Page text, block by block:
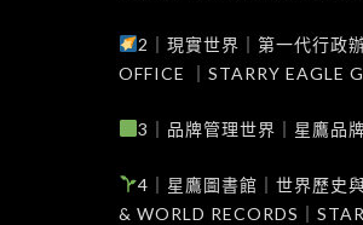
2｜現實世界｜第一代行政
OFFICE ｜STARRY EAGLE
3｜品牌管理世界｜星鷹品
4｜星鷹圖書館｜世界歷史
& WORLD RECORDS｜